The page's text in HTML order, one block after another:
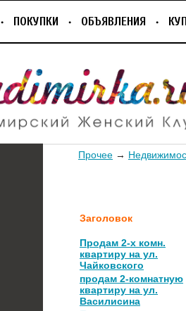
ПОКУПКИ ОБЪЯВЛЕНИЯ
Прочее →
Заголовок
Продам 2-х комн.
квартиру на ул.
Чайковского
продам 2-комнатную
квартиру на ул.
Василисина